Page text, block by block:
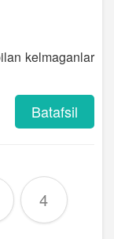
kelmaganlar
Batafsil
4